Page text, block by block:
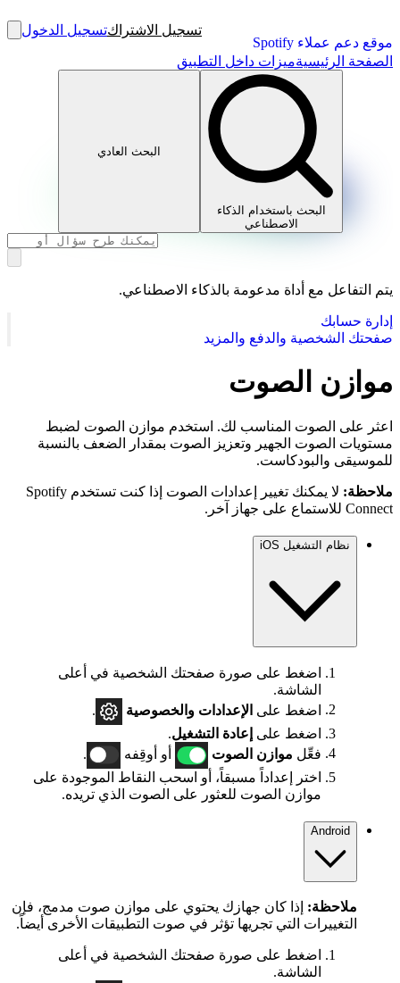
موقع دعم عملاء Spotify
تسجيل الاشتراكتسجيل الدخول
الصفحة الرئيسيةميزات داخل التطبيق
البحث باستخدام الذكاء
الاصطناعي
البحث العادي
يتم التفاعل مع أداة مدعومة بالذكاء الاصطناعي.
إدارة حسابك
صفحتك الشخصية والدفع والمزيد
موازن الصوت
اعثر على الصوت المناسب لك. استخدم موازن الصوت لضبط
مستويات الصوت الجهير وتعزيز الصوت بمقدار الضعف بالنسبة
للموسيقى والبودكاست.
ملاحظة:
لا يمكنك تغيير إعدادات الصوت إذا كنت تستخدم Spotify
Connect للاستماع على جهاز آخر.
نظام التشغيل iOS
اضغط على صورة صفحتك الشخصية في أعلى
الشاشة.
اضغط على الإعدادات والخصوصية
.
اضغط على إعادة التشغيل.
فعِّل موازن الصوت أو أوقِفه
.
اختر إعداداً مسبقاً، أو اسحب النقاط الموجودة على
موازن الصوت للعثور على الصوت الذي تريده.
Android
ملاحظة: إذا كان جهازك يحتوي على موازن صوت مدمج، فإن
التغييرات التي تجريها تؤثر في صوت التطبيقات الأخرى أيضاً.
اضغط على صورة صفحتك الشخصية في أعلى
الشاشة.